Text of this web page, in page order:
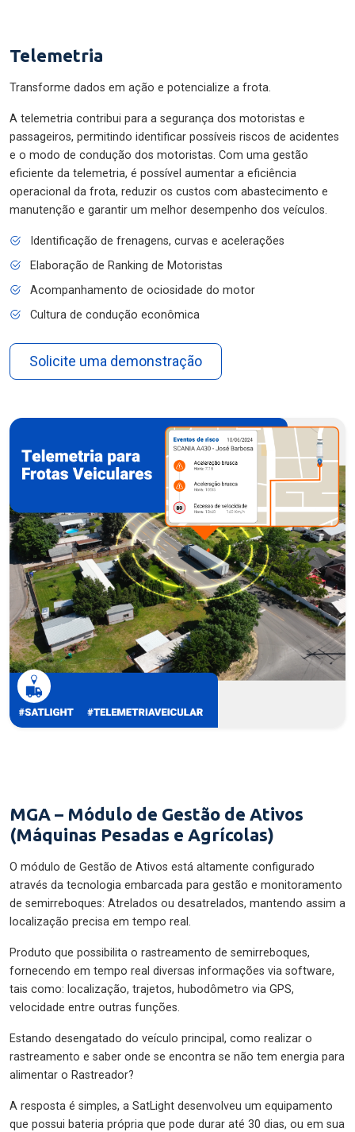
Telemetria
Transforme dados em ação e potencialize a frota.
A telemetria contribui para a segurança dos motoristas e
passageiros, permitindo identificar possíveis riscos de acidentes
e o modo de condução dos motoristas. Com uma gestão
eficiente da telemetria, é possível aumentar a eficiência
operacional da frota, reduzir os custos com abastecimento e
manutenção e garantir um melhor desempenho dos veículos.
Identificação de frenagens, curvas e acelerações
Elaboração de Ranking de Motoristas
Acompanhamento de ociosidade do motor
Cultura de condução econômica
Solicite uma demonstração
MGA – Módulo de Gestão de Ativos
(Máquinas Pesadas e Agrícolas)
O módulo de Gestão de Ativos está altamente configurado
através da tecnologia embarcada para gestão e monitoramento
de semirreboques: Atrelados ou desatrelados, mantendo assim a
localização precisa em tempo real.
Produto que possibilita o rastreamento de semirreboques,
fornecendo em tempo real diversas informações via software,
tais como: localização, trajetos, hubodômetro via GPS,
velocidade entre outras funções.
Estando desengatado do veículo principal, como realizar o
rastreamento e saber onde se encontra se não tem energia para
alimentar o Rastreador?
A resposta é simples, a SatLight desenvolveu um equipamento
que possui bateria própria que pode durar até 30 dias, ou em sua